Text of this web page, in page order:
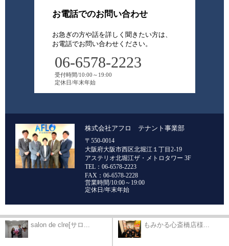
お電話でのお問い合わせ
お急ぎの方や話を詳しく聞きたい方は、
お電話でお問い合わせください。
06-6578-2223
受付時間/10:00～19:00
定休日/年末年始
株式会社アフロ テナント事業部
〒550-0014
大阪府大阪市西区北堀江１丁目2-19
アステリオ北堀江ザ・メトロタワー 3F
TEL：06-6578-2223
FAX：06-6578-2228
営業時間/10:00～19:00
定休日/年末年始
salon de clre[サロ... もみかる心斎橋店様...